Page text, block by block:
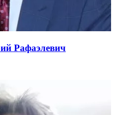
Рафаэлевич